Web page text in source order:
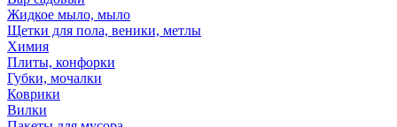
Жидкое мыло, мыло
Щетки для пола, веники, метлы
Химия
Плиты, конфорки
Губки, мочалки
Коврики
Вилки